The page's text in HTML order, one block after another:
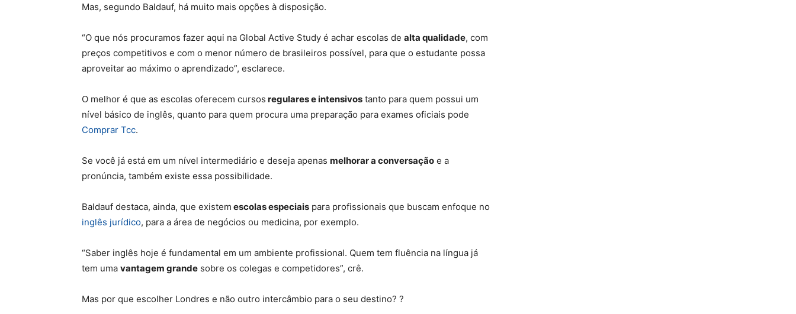
Mas, segundo Baldauf, há muito mais opções à disposição.
“O que nós procuramos fazer aqui na Global Active Study é achar escolas de alta qualidade, com
preços competitivos e com o menor número de brasileiros possível, para que o estudante possa
aproveitar ao máximo o aprendizado”, esclarece.
O melhor é que as escolas oferecem cursos regulares e intensivos tanto para quem possui um
nível básico de inglês, quanto para quem procura uma preparação para exames oficiais pode
Comprar Tcc.
Se você já está em um nível intermediário e deseja apenas melhorar a conversação e a
pronúncia, também existe essa possibilidade.
Baldauf destaca, ainda, que existem escolas especiais para profissionais que buscam enfoque no
inglês jurídico, para a área de negócios ou medicina, por exemplo.
“Saber inglês hoje é fundamental em um ambiente profissional. Quem tem fluência na língua já
tem uma vantagem grande sobre os colegas e competidores”, crê.
Mas por que escolher Londres e não outro intercâmbio para o seu destino? ?